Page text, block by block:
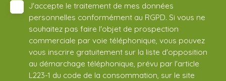
J'accepte le traitement de mes données
personnelles conformément au RGPD. Si vous ne
souhaitez pas faire l'objet de prospection
commerciale par voie téléphonique, vous pouvez
vous inscrire gratuitement sur la liste d'opposition
au démarchage téléphonique, prévu par l'article
L223-1 du code de la consommation, sur le site